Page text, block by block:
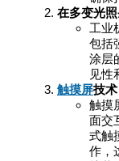
在多变光
工业
包括
涂层
见性
触摸屏技术
触摸
面交
式触
作，